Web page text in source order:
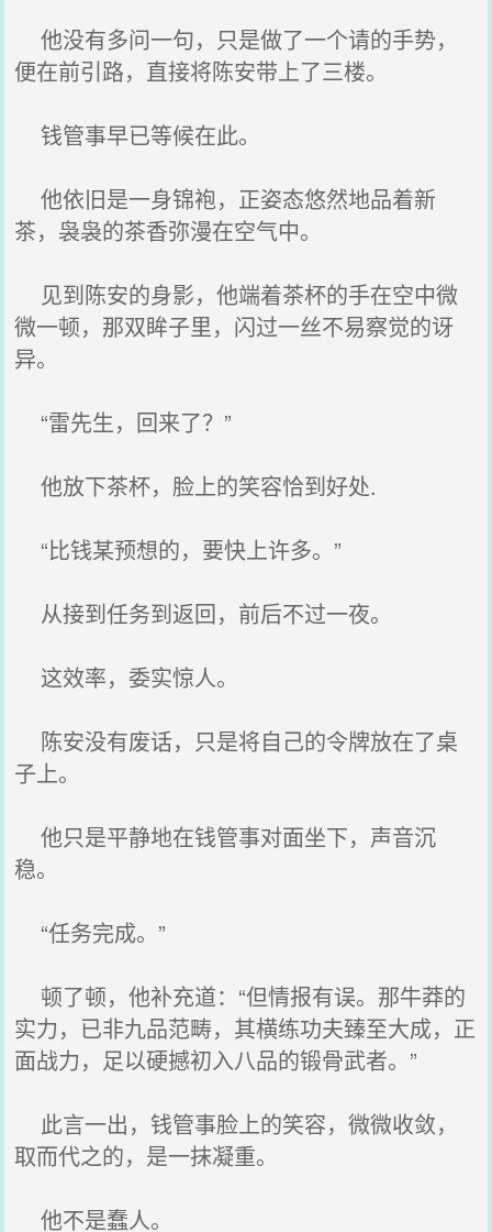
他没有多问一句，只是做了一个请的手势，
便在前引路，直接将陈安带上了三楼。
钱管事早已等候在此。
他依旧是一身锦袍，正姿态悠然地品着新
茶，袅袅的茶香弥漫在空气中。
见到陈安的身影，他端着茶杯的手在空中微
微一顿，那双眸子里，闪过一丝不易察觉的讶
异。
“雷先生，回来了？”
他放下茶杯，脸上的笑容恰到好处.
“比钱某预想的，要快上许多。”
从接到任务到返回，前后不过一夜。
这效率，委实惊人。
陈安没有废话，只是将自己的令牌放在了桌
子上。
他只是平静地在钱管事对面坐下，声音沉
稳。
“任务完成。”
顿了顿，他补充道：“但情报有误。那牛莽的
实力，已非九品范畴，其横练功夫臻至大成，正
面战力，足以硬撼初入八品的锻骨武者。”
此言一出，钱管事脸上的笑容，微微收敛，
取而代之的，是一抹凝重。
他不是蠢人。